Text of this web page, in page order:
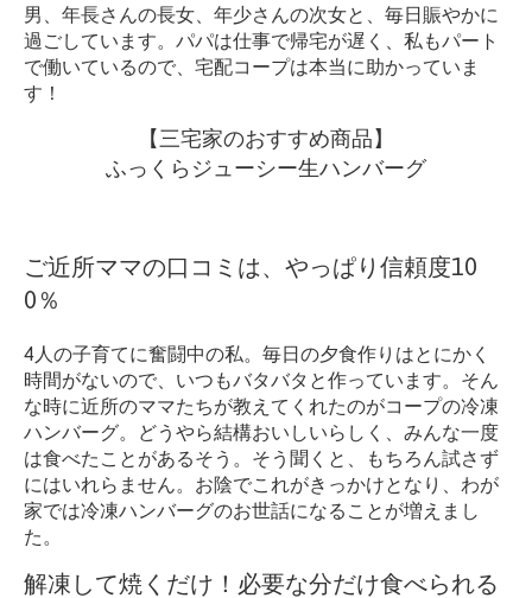
男、年長さんの長女、年少さんの次女と、毎日賑やかに
過ごしています。パパは仕事で帰宅が遅く、私もパート
で働いているので、宅配コープは本当に助かっていま
す！
【三宅家のおすすめ商品】
ふっくらジューシー生ハンバーグ
ご近所ママの口コミは、やっぱり信頼度10
0％
4人の子育てに奮闘中の私。毎日の夕食作りはとにかく
時間がないので、いつもバタバタと作っています。そん
な時に近所のママたちが教えてくれたのがコープの冷凍
ハンバーグ。どうやら結構おいしいらしく、みんな一度
は食べたことがあるそう。そう聞くと、もちろん試さず
にはいれらません。お陰でこれがきっかけとなり、わが
家では冷凍ハンバーグのお世話になることが増えまし
た。
解凍して焼くだけ！必要な分だけ食べられる